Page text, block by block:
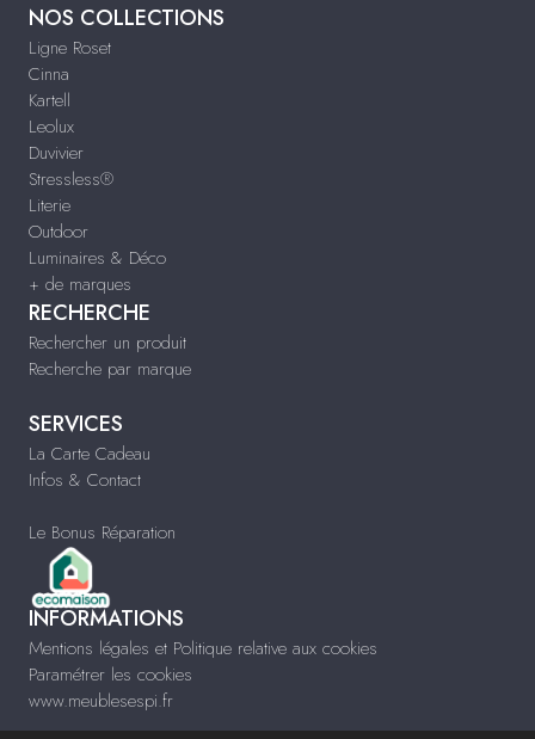
NOS COLLECTIONS
Ligne Roset
Cinna
Kartell
Leolux
Duvivier
Stressless®
Literie
Outdoor
Luminaires & Déco
+ de marques
RECHERCHE
Rechercher un produit
Recherche par marque
SERVICES
La Carte Cadeau
Infos & Contact
Le Bonus Réparation
INFORMATIONS
Mentions légales et Politique relative aux cookies
Paramétrer les cookies
www.meublesespi.fr